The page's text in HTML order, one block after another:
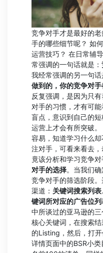
竞争对手才是最好的
手的哪些细节呢？ 如
运营技巧？ 在日常辅
常强调的一句话就是：
我经常强调的另一句话
做到的，你的竞争对
反复强调，是因为只
对手的习惯，才有可
盲点，意识到自己的
运营上才会有所突破
容易，知道学习什么
注对手，可看来看去
竟该分析和学习竞争
对手的选择。当我们
竞争对手的筛选阶段
渠道： 关键词搜索列
键词所对应的广告位列
中所谈过的亚马逊的
核心关键词，在搜索
的Listing，然后，打
详情页面中的BSR小